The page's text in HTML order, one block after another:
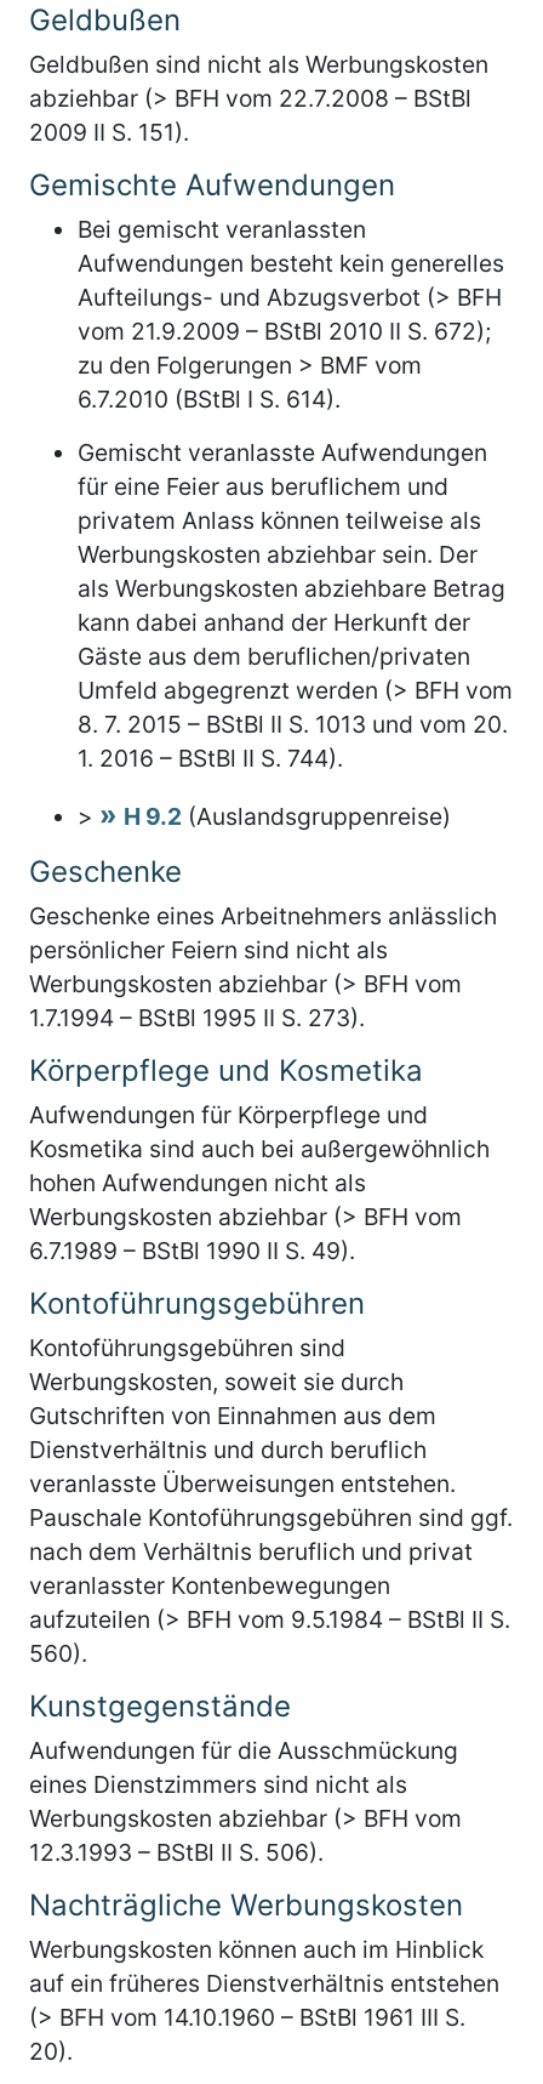
Geldbußen
Geldbußen sind nicht als Werbungskosten
abziehbar (> BFH vom 22.7.2008 – BStBl
2009 II S. 151).
Gemischte Aufwendungen
Bei gemischt veranlassten
Aufwendungen besteht kein generelles
Aufteilungs- und Abzugsverbot (> BFH
vom 21.9.2009 – BStBl 2010 II S. 672);
zu den Folgerungen > BMF vom
6.7.2010 (BStBl I S. 614).
Gemischt veranlasste Aufwendungen
für eine Feier aus beruflichem und
privatem Anlass können teilweise als
Werbungskosten abziehbar sein. Der
als Werbungskosten abziehbare Betrag
kann dabei anhand der Herkunft der
Gäste aus dem beruflichen/privaten
Umfeld abgegrenzt werden (> BFH vom
8. 7. 2015 – BStBl II S. 1013 und vom 20.
1. 2016 – BStBl II S. 744).
>
H 9.2 (Auslandsgruppenreise)
Geschenke
Geschenke eines Arbeitnehmers anlässlich
persönlicher Feiern sind nicht als
Werbungskosten abziehbar (> BFH vom
1.7.1994 – BStBl 1995 II S. 273).
Körperpflege und Kosmetika
Aufwendungen für Körperpflege und
Kosmetika sind auch bei außergewöhnlich
hohen Aufwendungen nicht als
Werbungskosten abziehbar (> BFH vom
6.7.1989 – BStBl 1990 II S. 49).
Kontoführungsgebühren
Kontoführungsgebühren sind
Werbungskosten, soweit sie durch
Gutschriften von Einnahmen aus dem
Dienstverhältnis und durch beruflich
veranlasste Überweisungen entstehen.
Pauschale Kontoführungsgebühren sind ggf.
nach dem Verhältnis beruflich und privat
veranlasster Kontenbewegungen
aufzuteilen (> BFH vom 9.5.1984 – BStBl II S.
560).
Kunstgegenstände
Aufwendungen für die Ausschmückung
eines Dienstzimmers sind nicht als
Werbungskosten abziehbar (> BFH vom
12.3.1993 – BStBl II S. 506).
Nachträgliche Werbungskosten
Werbungskosten können auch im Hinblick
auf ein früheres Dienstverhältnis entstehen
(> BFH vom 14.10.1960 – BStBl 1961 III S.
20).